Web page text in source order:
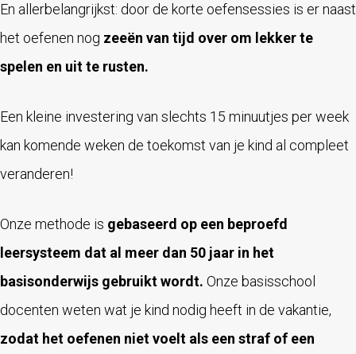
En allerbelangrijkst: door de korte oefensessies is er naast
het oefenen nog zeeën van tijd over om lekker te
spelen en uit te rusten.
Een kleine investering van slechts 15 minuutjes per week
kan komende weken de toekomst van je kind al compleet
veranderen!
Onze methode is gebaseerd op een beproefd
leersysteem dat al meer dan 50 jaar in het
basisonderwijs gebruikt wordt. Onze basisschool
docenten weten wat je kind nodig heeft in de vakantie,
zodat het oefenen niet voelt als een straf of een